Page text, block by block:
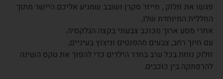
פגשו את זוּלוֹק , חייזר סקרן ושובב שמגיע אליכם היישר מתוך
החללית המיוחדת שלו,
אחרי מסע ארוך מכוכב צבעוני בקצה הגלקסיה.
עם חיוך רחב, צבעים מהפנטים וניצוץ בעיניים,
זוּלוֹק נוחת בכל ערב בחדר הילדים כדי להפוך את טקס השינה
להרפתקה בין כוכבים.